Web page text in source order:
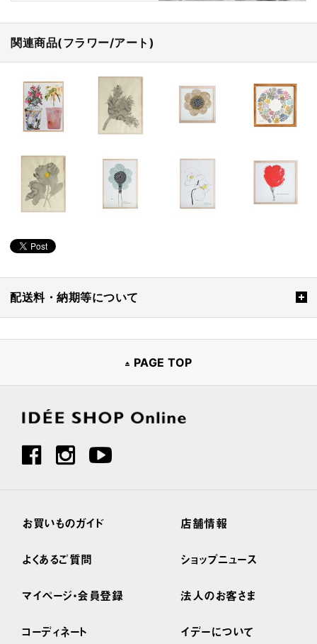
関連商品(フラワー/アート)
配送料・納期等について
PAGE TOP
お買いものガイド
よくあるご質問
マイページ・会員登録
コーディネート
店舗情報
ショップニュース
法人のお客さま
イデーについて